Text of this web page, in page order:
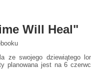
Will Heal"
ze swojego dziewiątego
planowana jest na 6